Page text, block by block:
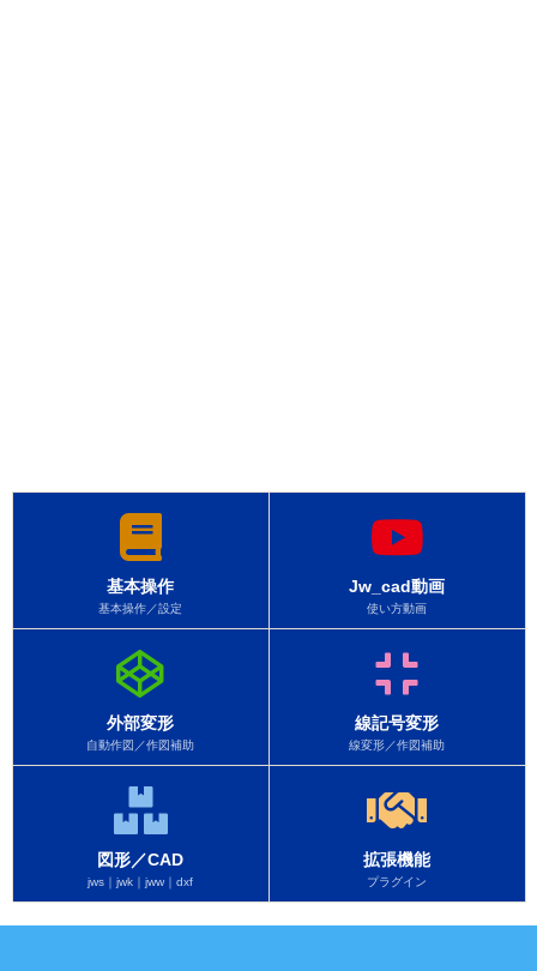
基本操作
基本操作／設定
Jw_cad動画
使い方動画
外部変形
自動作図／作図補助
線記号変形
線変形／作図補助
図形／CAD
jws｜jwk｜jww｜dxf
拡張機能
プラグイン